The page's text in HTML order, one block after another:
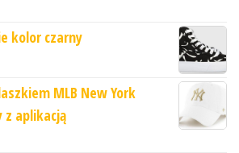
kolor czarny
MLB New York
z aplikacją